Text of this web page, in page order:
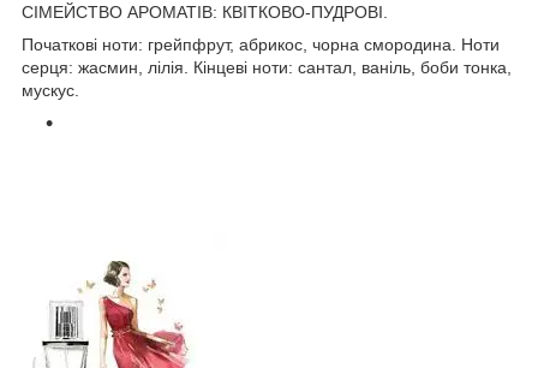
СІМЕЙСТВО АРОМАТІВ: КВІТКОВО-ПУДРОВІ.
Початкові ноти: грейпфрут, абрикос, чорна смородина. Ноти
серця: жасмин, лілія. Кінцеві ноти: сантал, ваніль, боби тонка,
мускус.